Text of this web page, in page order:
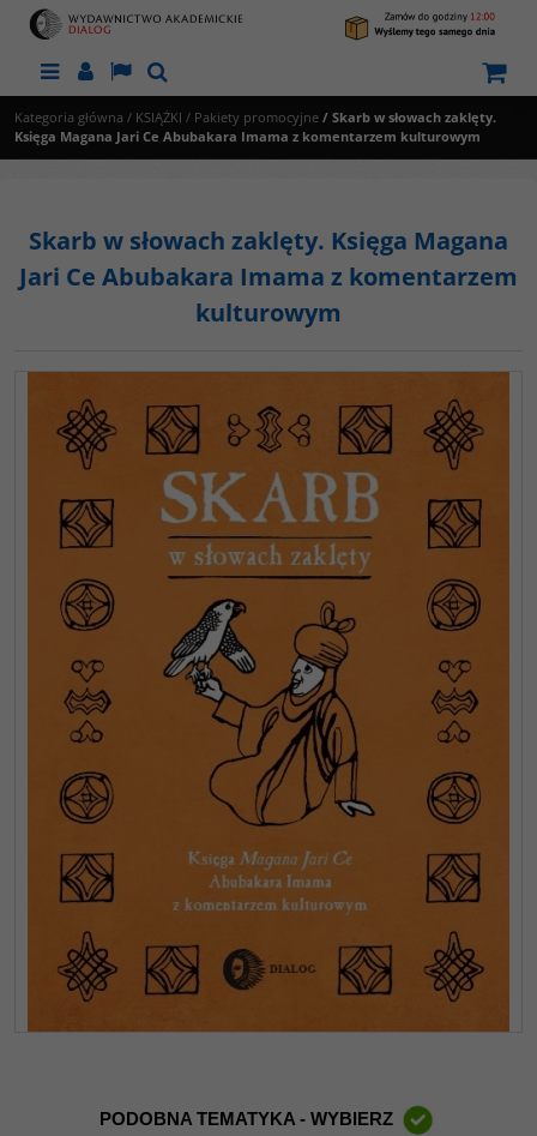
MenuPanelLangSzukaj
Kategoria główna / KSIĄŻKI / Pakiety promocyjne / Skarb w słowach zaklęty.
Księga Magana Jari Ce Abubakara Imama z komentarzem kulturowym
Skarb w słowach zaklęty. Księga Magana
Jari Ce Abubakara Imama z komentarzem
kulturowym
PODOBNA TEMATYKA - WYBIERZ